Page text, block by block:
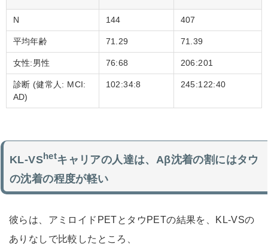
N 144 407
平均年齢 71.29 71.39
女性:男性 76:68 206:201
診断 (健常人: MCI:
AD)
102:34:8 245:122:40
KL-VShetキャリアの人達は、Aβ沈着の割にはタウ
の沈着の程度が軽い
彼らは、アミロイドPETとタウPETの結果を、KL-VSの
ありなしで比較したところ、